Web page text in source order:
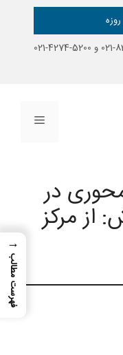
و 5200-4274-021
فهرست
در
مرکز
→
فهرست مطالب